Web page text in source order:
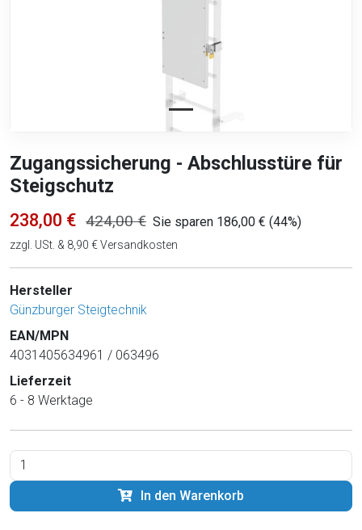
Zugangssicherung - Abschlusstüre für
Steigschutz
238,00 € 424,00 € Sie sparen 186,00 € (44%)
zzgl. USt. & 8,90 € Versandkosten
Hersteller
Günzburger Steigtechnik
EAN/MPN
4031405634961 / 063496
Lieferzeit
6 - 8 Werktage
In den Warenkorb